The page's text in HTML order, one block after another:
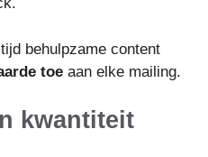
behulpzame content
toe aan elke mailing.
kwantiteit